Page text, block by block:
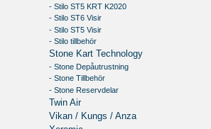
- Stilo ST5 KRT K2020
- Stilo ST6 Visir
- Stilo ST5 Visir
- Stilo tillbehör
Stone Kart Technology
- Stone Depåutrustning
- Stone Tillbehör
- Stone Reservdelar
Twin Air
Vikan / Kungs / Anza